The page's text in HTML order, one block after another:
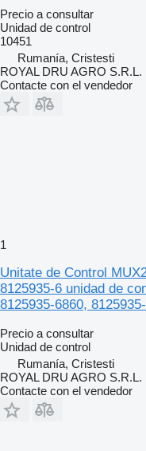
Precio a consultar
Unidad de control
10451
Rumanía, Cristesti
ROYAL DRU AGRO S.R.L.
Contacte con el vendedor
1
Unitate de Control
8125935-6 unidad de
8125935-6860,
Precio a consultar
Unidad de control
Rumanía, Cristesti
ROYAL DRU AGRO S.R.L.
Contacte con el vendedor